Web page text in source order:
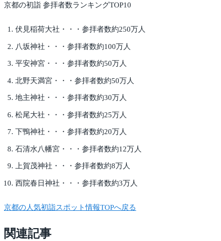
京都の初詣 参拝者数ランキングTOP10
伏見稲荷大社・・・参拝者数約250万人
八坂神社・・・参拝者数約100万人
平安神宮・・・参拝者数約50万人
北野天満宮・・・参拝者数約50万人
地主神社・・・参拝者数約30万人
松尾大社・・・参拝者数約25万人
下鴨神社・・・参拝者数約20万人
石清水八幡宮・・・参拝者数約12万人
上賀茂神社・・・参拝者数約8万人
西院春日神社・・・参拝者数約3万人
京都の人気初詣スポット情報TOPへ戻る
関連記事